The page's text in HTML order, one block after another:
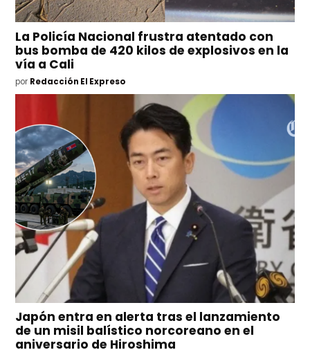
La Policía Nacional frustra atentado con
bus bomba de 420 kilos de explosivos en la
vía a Cali
por Redacción El Expreso
Japón entra en alerta tras el lanzamiento
de un misil balístico norcoreano en el
aniversario de Hiroshima